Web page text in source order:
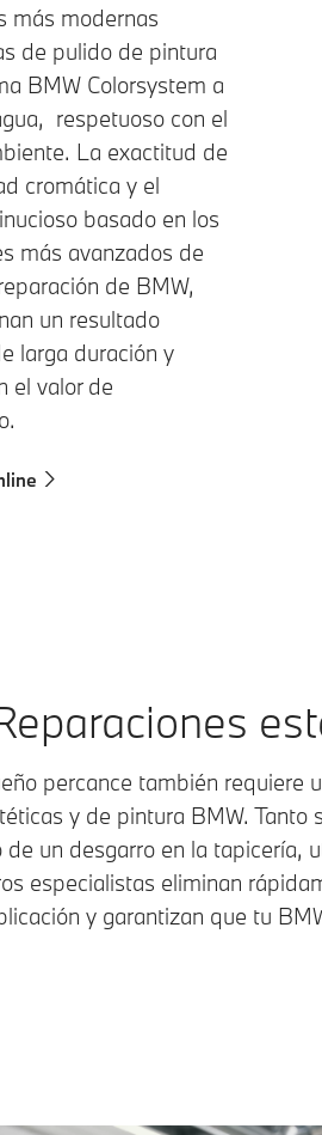
más modernas
de pulido de pintura
BMW Colorsystem a
respetuoso con el
La exactitud de
cromática y el
basado en los
más avanzados de
de BMW,
un resultado
larga duración y
el valor de
percance también requiere
y de pintura BMW.
de un desgarro en la tapicería,
especialistas eliminan
y garantizan que tu